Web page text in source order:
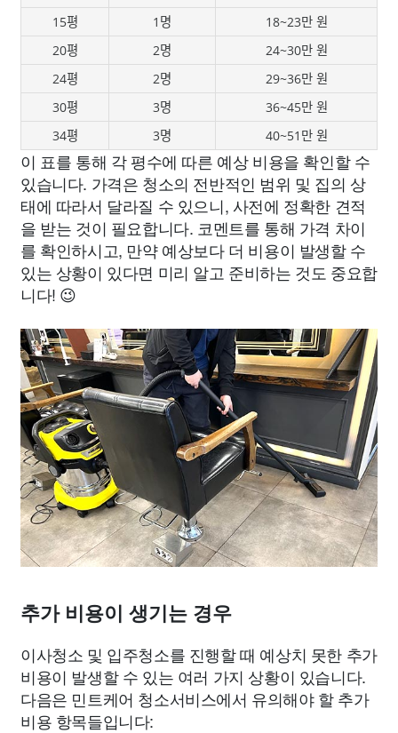
15평
1명
18~23만 원
20평
2명
24~30만 원
24평
2명
29~36만 원
30평
3명
36~45만 원
34평
3명 40~51만 원
이 표를 통해 각 평수에 따른 예상 비용을 확인할 수
있습니다. 가격은 청소의 전반적인 범위 및 집의 상
태에 따라서 달라질 수 있으니, 사전에 정확한 견적
을 받는 것이 필요합니다. 코멘트를 통해 가격 차이
를 확인하시고, 만약 예상보다 더 비용이 발생할 수
있는 상황이 있다면 미리 알고 준비하는 것도 중요합
니다! 😉
추가 비용이 생기는 경우
이사청소 및 입주청소를 진행할 때 예상치 못한 추가
비용이 발생할 수 있는 여러 가지 상황이 있습니다.
다음은 민트케어 청소서비스에서 유의해야 할 추가
비용 항목들입니다: